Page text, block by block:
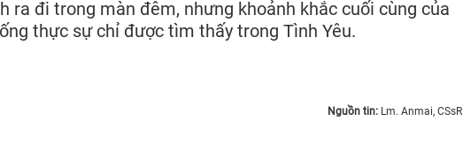
ra đi trong màn đêm, nhưng khoảnh khắc cuối cùng của
thực sự chỉ được tìm thấy trong Tình Yêu.
Nguồn tin: Lm. Anmai, CSsR